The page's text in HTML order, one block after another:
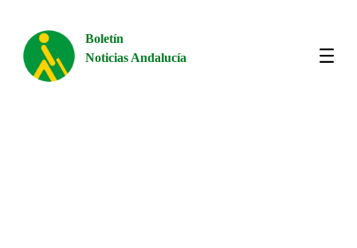
Boletín
Noticias Andalucía